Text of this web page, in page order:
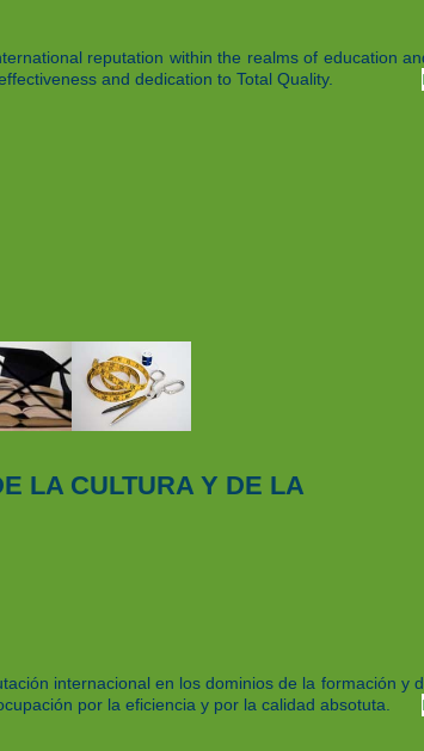
reputation within the realms of education
and dedication to Total Quality.
LA CULTURA Y DE LA
internacional en los dominios de la formación y
por la eficiencia y por la calidad absotuta.